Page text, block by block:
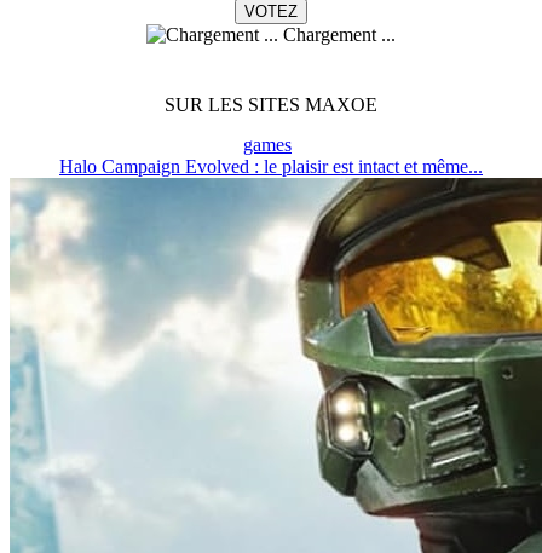
Chargement ...
SUR LES SITES MAXOE
games
Halo Campaign Evolved : le plaisir est intact et même...